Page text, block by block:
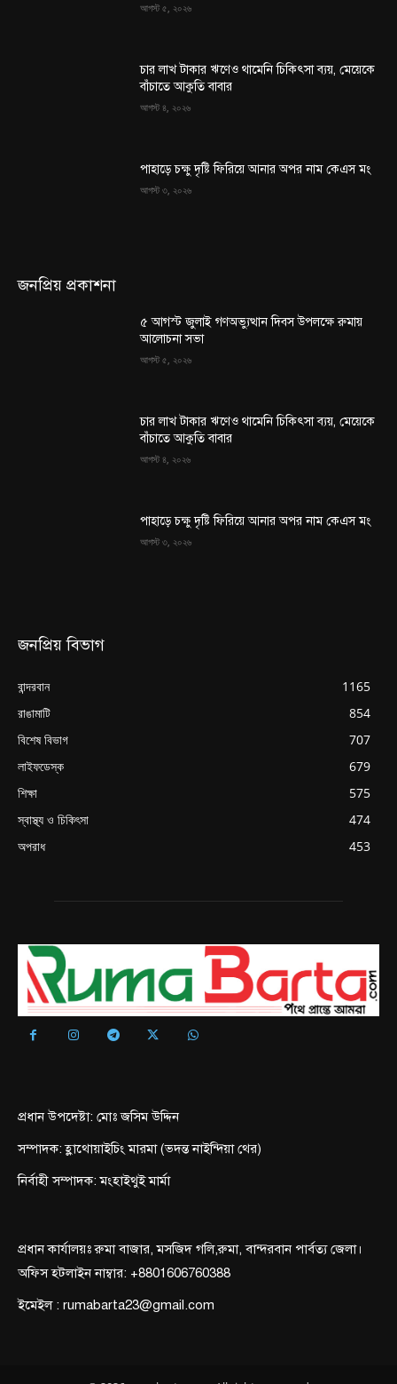
আগস্ট ৫, ২০২৬
চার লাখ টাকার ঋণেও থামেনি চিকিৎসা ব্যয়, মেয়েকে
বাঁচাতে আকুতি বাবার
আগস্ট ৪, ২০২৬
পাহাড়ে চক্ষু দৃষ্টি ফিরিয়ে আনার অপর নাম কেএস মং
আগস্ট ৩, ২০২৬
জনপ্রিয় প্রকাশনা
৫ আগস্ট জুলাই গণঅভ্যুত্থান দিবস উপলক্ষে রুমায়
আলোচনা সভা
আগস্ট ৫, ২০২৬
চার লাখ টাকার ঋণেও থামেনি চিকিৎসা ব্যয়, মেয়েকে
বাঁচাতে আকুতি বাবার
আগস্ট ৪, ২০২৬
পাহাড়ে চক্ষু দৃষ্টি ফিরিয়ে আনার অপর নাম কেএস মং
আগস্ট ৩, ২০২৬
জনপ্রিয় বিভাগ
বান্দরবান
1165
রাঙামাটি
854
বিশেষ বিভাগ
707
লাইফডেস্ক
679
শিক্ষা
575
স্বাস্থ্য ও চিকিৎসা
474
অপরাধ
453
প্রধান উপদেষ্টা: মোঃ জসিম উদ্দিন
সম্পাদক: হ্লাথোয়াইচিং মারমা (ভদন্ত নাইন্দিয়া থের)
নির্বাহী সম্পাদক: মংহাইথুই মার্মা
প্রধান কার্যালয়ঃ রুমা বাজার, মসজিদ গলি,রুমা, বান্দরবান পার্বত্য জেলা।
অফিস হটলাইন নাম্বার: +8801606760388
ইমেইল : rumabarta23@gmail.com